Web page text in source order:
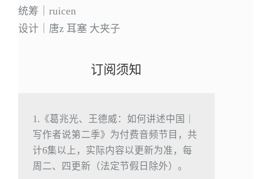
统筹｜ruicen
设计｜唐z 耳塞 大夹子
订阅须知
1.《葛兆光、王德威：如何讲述中国｜
写作者说第二季》为付费音频节目，共
计6集以上，实际内容以更新为准，每
周二、四更新（法定节假日除外）。